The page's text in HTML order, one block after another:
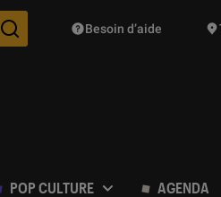
Des suggestions de produits
Besoin d’aide
POP CULTURE AGENDA